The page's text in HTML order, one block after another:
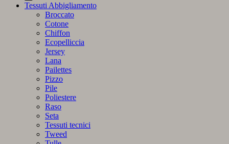
Tessuti Abbigliamento
Broccato
Cotone
Chiffon
Ecopelliccia
Jersey
Lana
Pailettes
Pizzo
Pile
Poliestere
Raso
Seta
Tessuti tecnici
Tweed